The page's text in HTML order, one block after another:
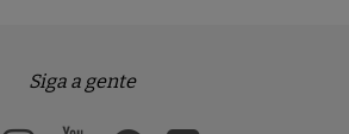
Siga a gente